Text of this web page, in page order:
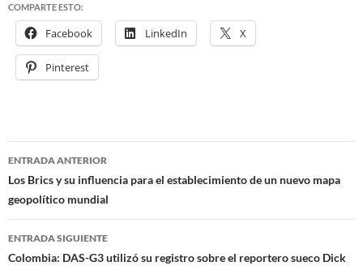
COMPARTE ESTO:
Facebook LinkedIn X
Pinterest
Navegación
de
entradas
ENTRADA ANTERIOR
Los Brics y su influencia para el establecimiento de un nuevo mapa
geopolítico mundial
ENTRADA SIGUIENTE
Colombia: DAS-G3 utilizó su registro sobre el reportero sueco Dick